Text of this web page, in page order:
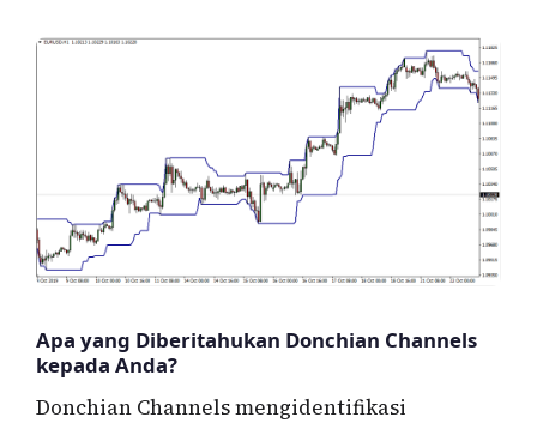
Apa yang Diberitahukan Donchian Channels
kepada Anda?
Donchian Channels mengidentifikasi